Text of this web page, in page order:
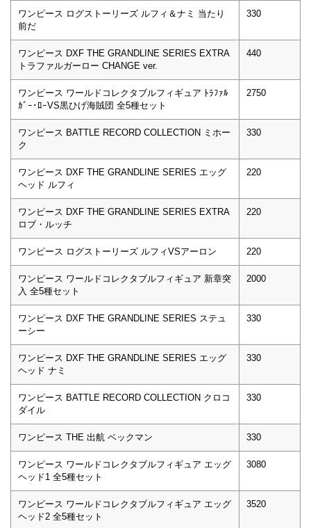
ワンピース ログストーリーズ ルフィ＆ナミ 当たり
前だ
330
ワンピース DXF THE GRANDLINE SERIES EXTRA
トラファルガーロー CHANGE ver.
440
ワンピース ワールドコレクタブルフィギュア ﾄﾗﾌｧﾙ
ｶﾞｰ･ﾛｰVS黒ひげ海賊団 全5種セット
2750
ワンピース BATTLE RECORD COLLECTION ミホー
ク
330
ワンピース DXF THE GRANDLINE SERIES エッグ
ヘッド ルフィ
220
ワンピース DXF THE GRANDLINE SERIES EXTRA
ロブ・ルッチ
220
ワンピース ログストーリーズ ルフィVSアーロン 220
ワンピース ワールドコレクタブルフィギュア 新章突
入 全5種セット
2000
ワンピース DXF THE GRANDLINE SERIES ステュ
ーシー
330
ワンピース DXF THE GRANDLINE SERIES エッグ
ヘッド ナミ
330
ワンピース BATTLE RECORD COLLECTION クロコ
ダイル
330
ワンピース THE 出航 ベックマン 330
ワンピース ワールドコレクタブルフィギュア エッグ
ヘッド1 全5種セット
3080
ワンピース ワールドコレクタブルフィギュア エッグ
ヘッド2 全5種セット
3520